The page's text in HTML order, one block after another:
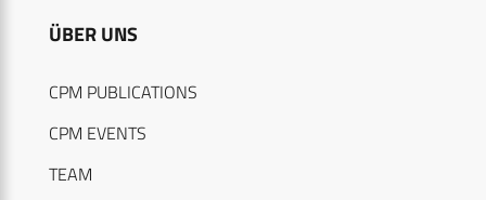
ÜBER UNS
CPM PUBLICATIONS
CPM EVENTS
TEAM